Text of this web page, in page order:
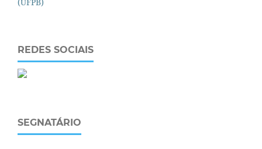
REDES SOCIAIS
SEGNATÁRIO